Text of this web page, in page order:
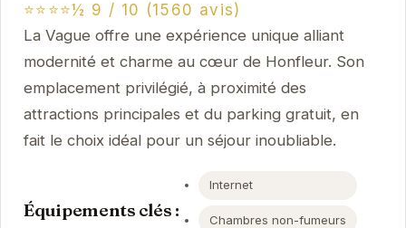
⭐⭐⭐⭐½ 9 / 10 (1560 avis)
La Vague offre une expérience unique alliant
modernité et charme au cœur de Honfleur. Son
emplacement privilégié, à proximité des
attractions principales et du parking gratuit, en
fait le choix idéal pour un séjour inoubliable.
Équipements clés :
Internet
Chambres non-fumeurs